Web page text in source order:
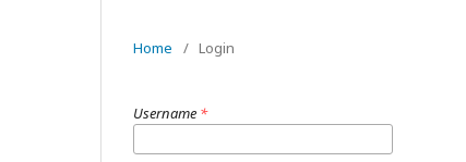
Home / Login
Username *